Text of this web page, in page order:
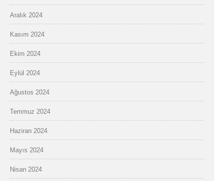
Aralık 2024
Kasım 2024
Ekim 2024
Eylül 2024
Ağustos 2024
Temmuz 2024
Haziran 2024
Mayıs 2024
Nisan 2024